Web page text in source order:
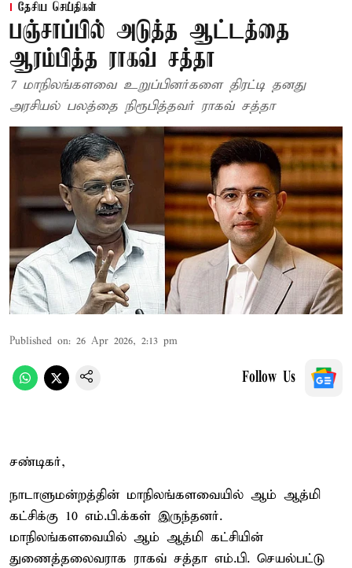
தேசிய செய்திகள்
பஞ்சாப்பில் அடுத்த ஆட்டத்தை
ஆரம்பித்த ராகவ் சத்தா
7 மாநிலங்களவை உறுப்பினர்களை திரட்டி தனது
அரசியல் பலத்தை நிரூபித்தவர் ராகவ் சத்தா
Published on: 26 Apr 2026, 2:13 pm
Follow Us
சண்டிகர்,
நாடாளுமன்றத்தின் மாநிலங்களவையில் ஆம் ஆத்மி
கட்சிக்கு 10 எம்.பி.க்கள் இருந்தனர்.
மாநிலங்களவையில் ஆம் ஆத்மி கட்சியின்
துணைத்தலைவராக ராகவ் சத்தா எம்.பி. செயல்பட்டு